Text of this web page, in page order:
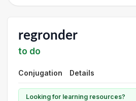
regronder
to do
Conjugation Details
Looking for learning resources?